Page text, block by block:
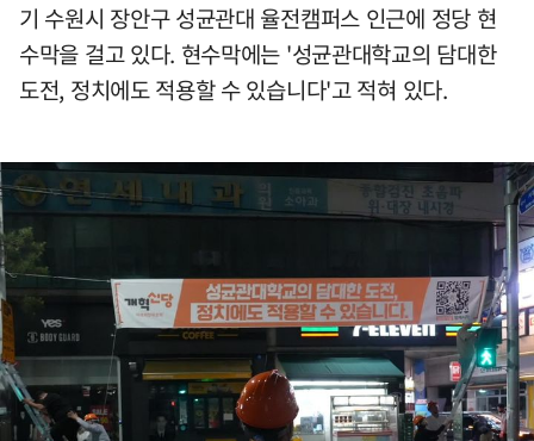
기 수원시 장안구 성균관대 율전캠퍼스 인근에 정당 현
수막을 걸고 있다. 현수막에는 '성균관대학교의 담대한
도전, 정치에도 적용할 수 있습니다'고 적혀 있다.